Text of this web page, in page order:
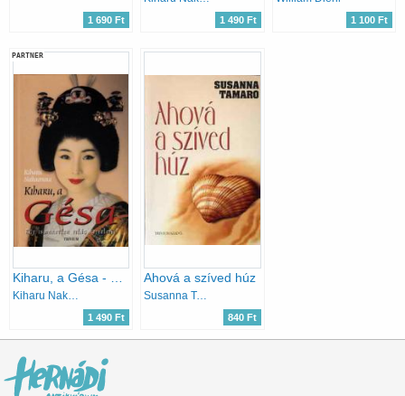
1 690 Ft 1 490 Ft 1 100 Ft
PARTNER
Kiharu, a Gésa - Egy ismeretlen világ rejtelmei
Kiharu Nakamura
1 490 Ft
Ahová a szíved húz
Susanna Tamaro
840 Ft